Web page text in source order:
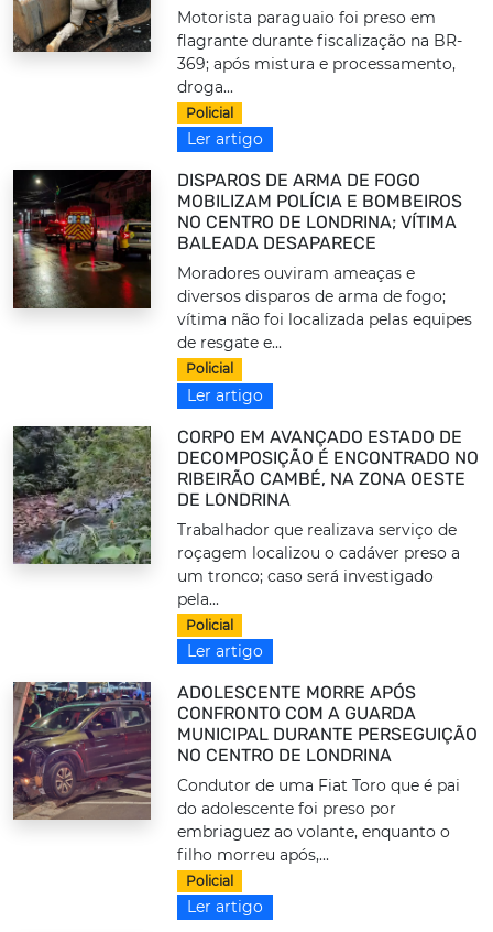
Motorista paraguaio foi preso em
flagrante durante fiscalização na BR-
369; após mistura e processamento,
droga...
Policial
Ler artigo
DISPAROS DE ARMA DE FOGO
MOBILIZAM POLÍCIA E BOMBEIROS
NO CENTRO DE LONDRINA; VÍTIMA
BALEADA DESAPARECE
Moradores ouviram ameaças e
diversos disparos de arma de fogo;
vítima não foi localizada pelas equipes
de resgate e...
Policial
Ler artigo
CORPO EM AVANÇADO ESTADO DE
DECOMPOSIÇÃO É ENCONTRADO NO
RIBEIRÃO CAMBÉ, NA ZONA OESTE
DE LONDRINA
Trabalhador que realizava serviço de
roçagem localizou o cadáver preso a
um tronco; caso será investigado
pela...
Policial
Ler artigo
ADOLESCENTE MORRE APÓS
CONFRONTO COM A GUARDA
MUNICIPAL DURANTE PERSEGUIÇÃO
NO CENTRO DE LONDRINA
Condutor de uma Fiat Toro que é pai
do adolescente foi preso por
embriaguez ao volante, enquanto o
filho morreu após,...
Policial
Ler artigo